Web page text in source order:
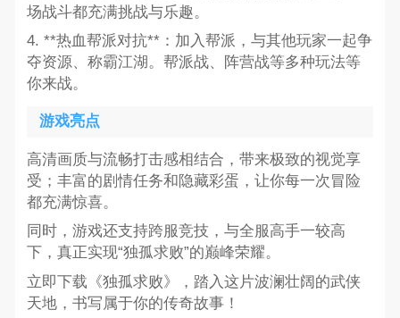
场战斗都充满挑战与乐趣。
4. **热血帮派对抗**：加入帮派，与其他玩家一起争
夺资源、称霸江湖。帮派战、阵营战等多种玩法等
你来战。
游戏亮点
高清画质与流畅打击感相结合，带来极致的视觉享
受；丰富的剧情任务和隐藏彩蛋，让你每一次冒险
都充满惊喜。
同时，游戏还支持跨服竞技，与全服高手一较高
下，真正实现“独孤求败”的巅峰荣耀。
立即下载《独孤求败》，踏入这片波澜壮阔的武侠
天地，书写属于你的传奇故事！